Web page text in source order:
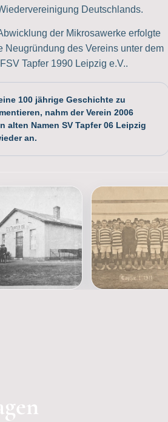
Deutschlands.
der Mikrosawerke erfolgte
Neugründung des Vereins unter dem
Tapfer 1990 Leipzig e.V..
100 jährige Geschichte zu
nahm der Verein 2006
alten Namen SV Tapfer 06 Leipzig
an.